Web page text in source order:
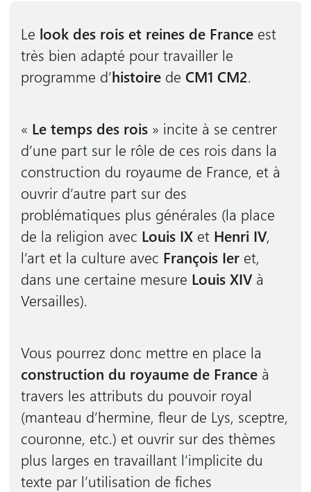
Le look des rois et reines de France est
très bien adapté pour travailler le
programme d’histoire de CM1 CM2.
« Le temps des rois » incite à se centrer
d’une part sur le rôle de ces rois dans la
construction du royaume de France, et à
ouvrir d’autre part sur des
problématiques plus générales (la place
de la religion avec Louis IX et Henri IV,
l’art et la culture avec François Ier et,
dans une certaine mesure Louis XIVà
Versailles).
Vous pourrez donc mettre en place la
construction du royaume de France à
travers les attributs du pouvoir royal
(manteau d’hermine, fleur de Lys, sceptre,
couronne, etc.) et ouvrir sur des thèmes
plus larges en travaillant l’implicite du
texte par l’utilisation de fiches